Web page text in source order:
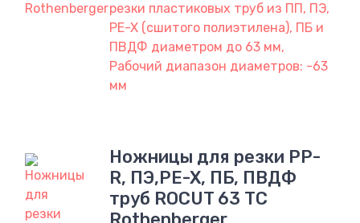
резки пластиковых труб из ПП, ПЭ,
PE-X (сшитого полиэтилена), ПБ и
ПВДФ диаметром до 63 мм,
Рабочий диапазон диаметров: -63
мм
Ножницы для резки PP-
R, ПЭ,PE-X, ПБ, ПВДФ
труб ROCUT 63 ТС